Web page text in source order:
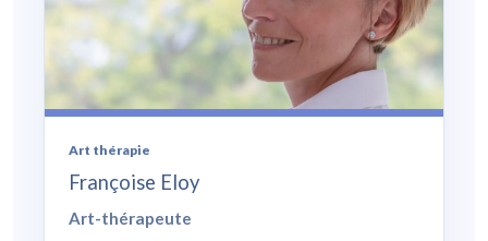
Art thérapie
Françoise Eloy
Art-thérapeute